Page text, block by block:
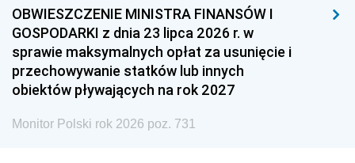
OBWIESZCZENIE MINISTRA FINANSÓW I
GOSPODARKI z dnia 23 lipca 2026 r. w
sprawie maksymalnych opłat za usunięcie i
przechowywanie statków lub innych
obiektów pływających na rok 2027
Monitor Polski rok 2026 poz. 731